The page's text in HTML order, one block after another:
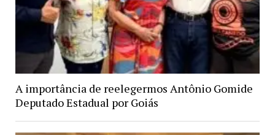
A importância de reelegermos Antônio Gomide
Deputado Estadual por Goiás